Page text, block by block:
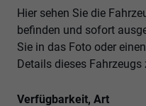
Hier sehen Sie die
befinden und sofort
Sie in das Foto oder
Details dieses Fahrzeugs
Verfügbarkeit, Art